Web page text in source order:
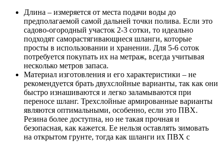
Длина – измеряется от места подачи воды до
предполагаемой самой дальней точки полива. Если это
садово-огородный участок 2-3 сотки, то идеально
подходят саморастягивающиеся шланги, которые
просты в использовании и хранении. Для 5-6 соток
потребуется покупать их на метраж, всегда учитывая
несколько метров запаса.
Материал изготовления и его характеристики – не
рекомендуется брать двухслойные варианты, так как они
быстро изнашиваются и легко заламываются при
переносе шланг. Трехслойные армированные варианты
являются оптимальными, особенно, если это ПВХ.
Резина более доступна, но не такая прочная и
безопасная, как кажется. Ее нельзя оставлять зимовать
на открытом грунте, тогда как шланги их ПВХ с